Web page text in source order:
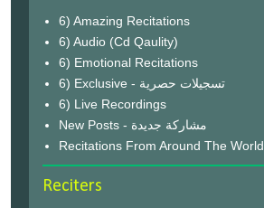
6) Amazing Recitations
6) Audio (Cd Qaulity)
6) Emotional Recitations
6) Exclusive - تسجيلات حصرية
6) Live Recordings
New Posts - مشاركة جديدة
Recitations From Around The World
Reciters